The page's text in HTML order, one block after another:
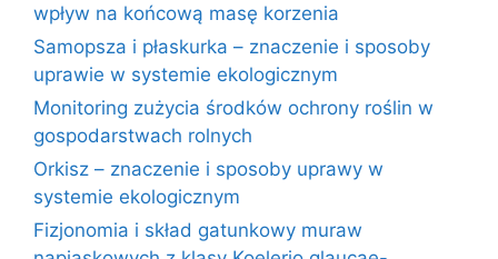
wpływ na końcową masę korzenia
Samopsza i płaskurka – znaczenie i sposoby
uprawie w systemie ekologicznym
Monitoring zużycia środków ochrony roślin w
gospodarstwach rolnych
Orkisz – znaczenie i sposoby uprawy w
systemie ekologicznym
Fizjonomia i skład gatunkowy muraw